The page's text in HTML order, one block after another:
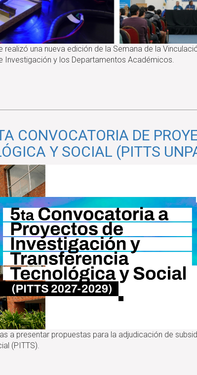
una nueva edición de la Semana de la
y los Departamentos Académicos.
CONVOCATORIA DE
Y SOCIAL (PITTS
a presentar propuestas para la adjudicación de
(PITTS).